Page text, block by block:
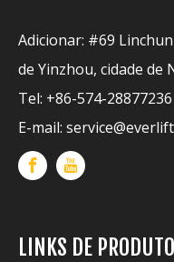
Adicionar: #69
de Yinzhou, cidade de
Tel: +86-574-28877236
E-mail:
LINKS DE